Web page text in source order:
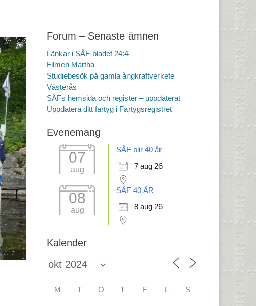
Forum – Senaste ämnen
Länkar i SÅF-bladet 24:4
Filmen Martha
Studiebesök på gamla ångkraftverkete
Västerås
SÅFs hemsida och register – uppdaterat
Uppdatera ditt fartyg i Fartygsregistret
Evenemang
07
aug
SÅF blir 40 år
7 aug 26
08
aug
SÅF 40 ÅR
8 aug 26
Kalender
M T O T F L S